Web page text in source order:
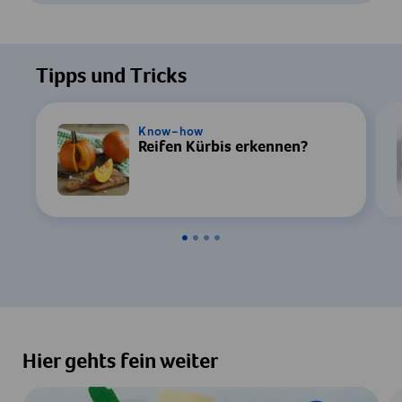
Ihre Zustimmung zur Datenverarbeitung
durch YouTube erforderlich. Details finden
Einstellungen
Tipps und Tricks
Know-how
Reifen Kürbis erkennen?
Hier gehts fein weiter